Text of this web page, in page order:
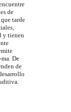
de
tarde
y tienen
De
de